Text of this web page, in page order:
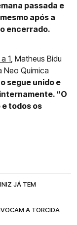
passada e
após a
encerrado.
1, Matheus Bidu
Neo Química
segue unido e
“O
todos os
JÁ TEM
A TORCIDA